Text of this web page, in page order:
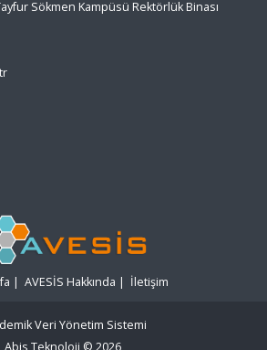
Sökmen Kampüsü Rektörlük Binası
| AVESİS Hakkında | İletişim
Veri Yönetim Sistemi
Abis Teknoloji © 2026